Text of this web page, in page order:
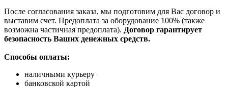
После согласования заказа, мы подготовим для Вас договор и
выставим счет. Предоплата за оборудование 100% (также
возможна частичная предоплата). Договор гарантирует
безопасность Ваших денежных средств.
Способы оплаты:
наличными курьеру
банковской картой